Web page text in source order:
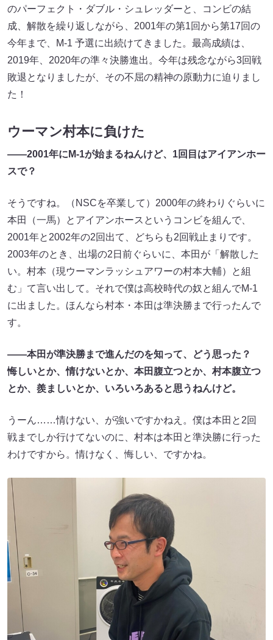
のパーフェクト・ダブル・シュレッダーと、コンビの結
成、解散を繰り返しながら、2001年の第1回から第17回の
今年まで、M-1 予選に出続けてきました。最高成績は、
2019年、2020年の準々決勝進出。今年は残念ながら3回戦
敗退となりましたが、その不屈の精神の原動力に迫りまし
た！
ウーマン村本に負けた
――2001年にM-1が始まるねんけど、1回目はアイアンホー
スで？
そうですね。（NSCを卒業して）2000年の終わりぐらいに
本田（一馬）とアイアンホースというコンビを組んで、
2001年と2002年の2回出て、どちらも2回戦止まりです。
2003年のとき、出場の2日前ぐらいに、本田が「解散した
い。村本（現ウーマンラッシュアワーの村本大輔）と組
む」て言い出して。それで僕は高校時代の奴と組んでM-1
に出ました。ほんなら村本・本田は準決勝まで行ったんで
す。
――本田が準決勝まで進んだのを知って、どう思った？
悔しいとか、情けないとか、本田腹立つとか、村本腹立つ
とか、羨ましいとか、いろいろあると思うねんけど。
うーん……情けない、が強いですかねえ。僕は本田と2回
戦までしか行けてないのに、村本は本田と準決勝に行った
わけですから。情けなく、悔しい、ですかね。